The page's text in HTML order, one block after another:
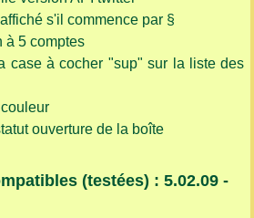
s'il commence par §
à 5 comptes
case à cocher "sup" sur la liste des
ouverture de la boîte
(testées) : 5.02.09 -